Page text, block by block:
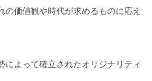
の価値観や時代が求めるものに応え
によって確立されたオリジナリティ